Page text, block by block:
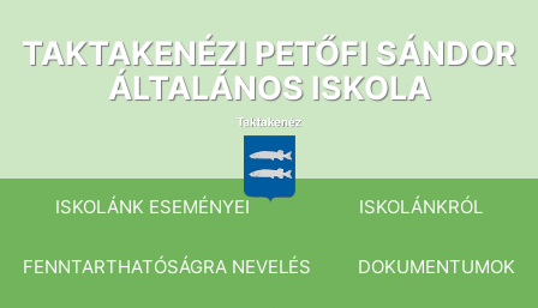
tartalomhoz
TAKTAKENÉZI PETŐFI SÁNDOR
ÁLTALÁNOS ISKOLA
ISKOLÁNK ESEMÉNYEI ISKOLÁNKRÓL
FENNTARTHATÓSÁGRA NEVELÉS DOKUMENTUMOK